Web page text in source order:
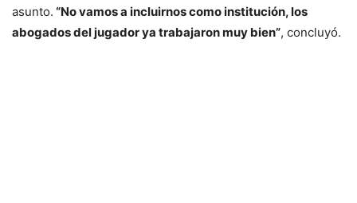
asunto. “No vamos a incluirnos como institución, los
abogados del jugador ya trabajaron muy bien”, concluyó.